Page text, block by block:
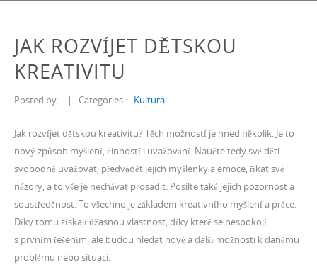
JAK ROZVÍJET DĚTSKOU
KREATIVITU
Posted by | Categories : Kultura
Jak rozvíjet dětskou kreativitu? Těch možností je hned několik. Je to
nový způsob myšlení, činností i uvažování. Naučte tedy své děti
svobodně uvažovat, předvádět jejich myšlenky a emoce, říkat své
názory, a to vše je nechávat prosadit. Posilte také jejich pozornost a
soustředěnost. To všechno je základem kreativního myšlení a práce.
Díky tomu získají úžasnou vlastnost, díky které se nespokojí
s prvním řešením, ale budou hledat nové a další možnosti k danému
problému nebo situaci.